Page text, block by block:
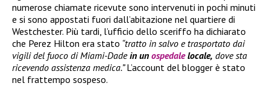
numerose chiamate ricevute sono intervenuti in pochi minuti
e si sono appostati fuori dall’abitazione nel quartiere di
Westchester. Più tardi, l’ufficio dello sceriffo ha dichiarato
che Perez Hilton era stato “tratto in salvo e trasportato dai
vigili del fuoco di Miami-Dadein un ospedalelocale, dove sta
ricevendo assistenza medica.”L’account del blogger è stato
nel frattempo sospeso.